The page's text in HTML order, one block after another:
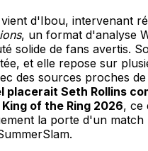
d'Ibou, intervenant
, un format d'analyse
solide de fans avertis.
et elle repose sur
des sources proches
placerait Seth Rollins
of the Ring 2026, ce
la porte d'un